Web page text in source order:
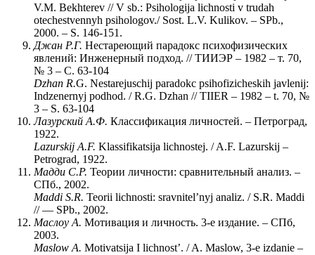
V.M. Bekhterev // V sb.: Psihologija lichnosti v trudah
otechestvennyh psihologov./ Sost. L.V. Kulikov. – SPb.,
2000. – S. 146-151.
Джан Р.Г. Нестареющий парадокс психофизических
явлений: Инженерный подход. // ТИИЭР – 1982 – т. 70,
№ 3 – C. 63-104
Dzhan R.G. Nestarejuschij paradokc psihofizicheskih javlenij:
Indzenernyj podhod. / R.G. Dzhan // TIIER – 1982 – t. 70, №
3 – S. 63-104
Лазурский А.Ф. Классификация личностей. – Петроград,
1922.
Lazurskij A.F. Klassifikatsija lichnostej. / A.F. Lazurskij –
Petrograd, 1922.
Мадди С.Р. Теории личности: сравнительный анализ. –
СПб., 2002.
Maddi S.R. Teorii lichnosti: sravnitel’nyj analiz. / S.R. Maddi
// — SPb., 2002.
Маслоу А. Мотивация и личность. 3-е издание. – СПб,
2003.
Maslow A. Motivatsija I lichnost’. / A. Maslow, 3-e izdanie –